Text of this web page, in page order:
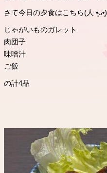
さて今日の夕食はこちら(人 •͈ᴗ•͈)
じゃがいものガレット
肉団子
味噌汁
ご飯
の計4品